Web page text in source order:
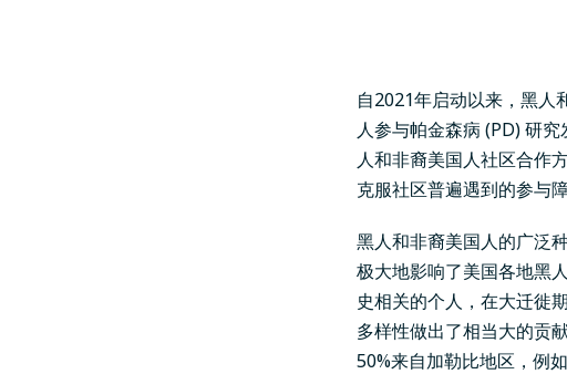
自2021年启动以来， 黑人
人参与帕金森病 (PD) 研究
人和非裔美国人社区合作
克服社区普遍遇到的参与
黑人和非裔美国人的广泛
极大地影响了美国各地黑
史相关的个人，在大迁徙
多样性做出了相当大的贡
50%来自加勒比地区，例